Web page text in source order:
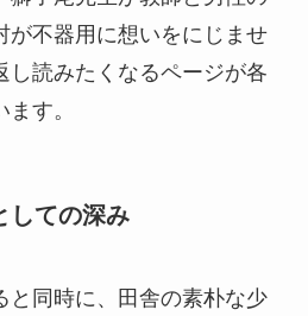
が不器用に想いをにじませ
し読みたくなるページが各
す。
しての深み
と同時に、田舎の素朴な少